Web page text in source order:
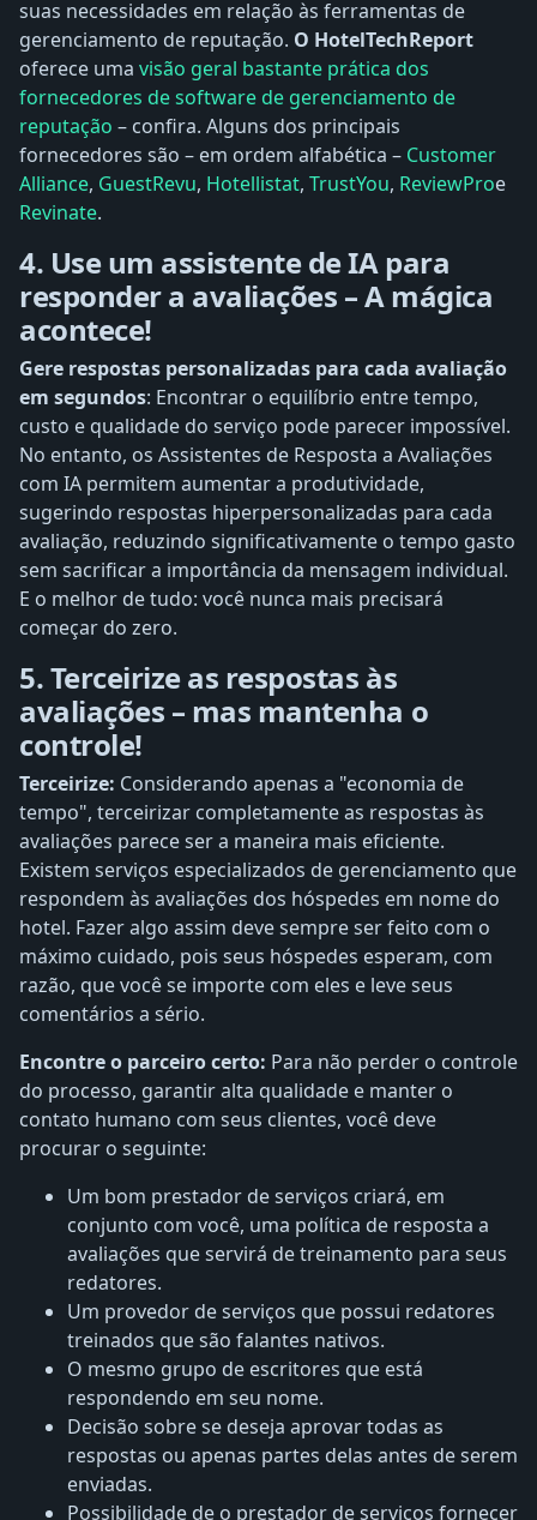
suas necessidades em relação às ferramentas de
gerenciamento de reputação. O HotelTechReport
oferece uma visão geral bastante prática dos
fornecedores de software de gerenciamento de
reputação – confira. Alguns dos principais
fornecedores são – em ordem alfabética – Customer
Alliance, GuestRevu, Hotellistat, TrustYou, ReviewProe
Revinate.
4. Use um assistente de IA para
responder a avaliações – A mágica
acontece!
Gere respostas personalizadas para cada avaliação
em segundos: Encontrar o equilíbrio entre tempo,
custo e qualidade do serviço pode parecer impossível.
No entanto, os Assistentes de Resposta a Avaliações
com IA permitem aumentar a produtividade,
sugerindo respostas hiperpersonalizadas para cada
avaliação, reduzindo significativamente o tempo gasto
sem sacrificar a importância da mensagem individual.
E o melhor de tudo: você nunca mais precisará
começar do zero.
5. Terceirize as respostas às
avaliações – mas mantenha o
controle!
Terceirize: Considerando apenas a "economia de
tempo", terceirizar completamente as respostas às
avaliações parece ser a maneira mais eficiente.
Existem serviços especializados de gerenciamento que
respondem às avaliações dos hóspedes em nome do
hotel. Fazer algo assim deve sempre ser feito com o
máximo cuidado, pois seus hóspedes esperam, com
razão, que você se importe com eles e leve seus
comentários a sério.
Encontre o parceiro certo: Para não perder o controle
do processo, garantir alta qualidade e manter o
contato humano com seus clientes, você deve
procurar o seguinte:
Um bom prestador de serviços criará, em
conjunto com você, uma política de resposta a
avaliações que servirá de treinamento para seus
redatores.
Um provedor de serviços que possui redatores
treinados que são falantes nativos.
O mesmo grupo de escritores que está
respondendo em seu nome.
Decisão sobre se deseja aprovar todas as
respostas ou apenas partes delas antes de serem
enviadas.
Possibilidade de o prestador de serviços fornecer